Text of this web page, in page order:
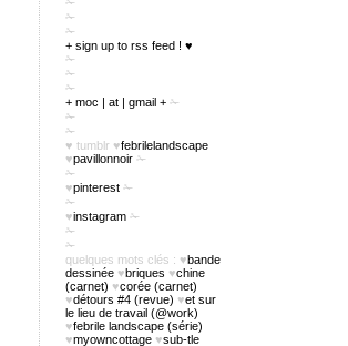
✁
✁
+ sign up to rss feed ! ♥
✁
✁
✁
+ moc | at | gmail + ✁
✁
✁
♥ tumblr ♥febrilelandscape
♥pavillonnoir ✁
✁
♥pinterest ✁
✁
♥instagram ✁
✁
✁
quelques mots clés : ♥bande
dessinée ♥briques ♥chine
(carnet) ♥corée (carnet)
♥détours #4 (revue) ♥et sur
le lieu de travail (@work)
♥febrile landscape (série)
♥myowncottage ♥sub-tle